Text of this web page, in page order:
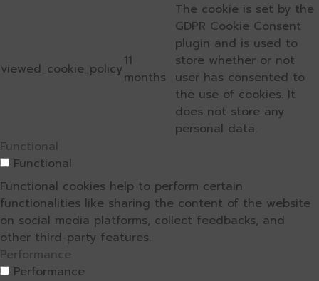
viewed_cookie_policy11
months
The cookie is set by the
GDPR Cookie Consent
plugin and is used to
store whether or not
user has consented to
the use of cookies. It
does not store any
personal data.
Functional
Functional
Functional cookies help to perform certain
functionalities like sharing the content of the website
on social media platforms, collect feedbacks, and
other third-party features.
Performance
Performance